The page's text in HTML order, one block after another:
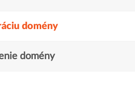
domény
domény